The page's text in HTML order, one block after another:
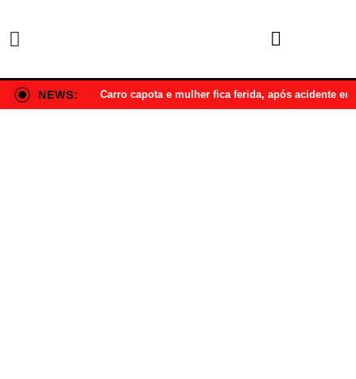
NEWS: Carro capota e mulher fica ferida, após acidente